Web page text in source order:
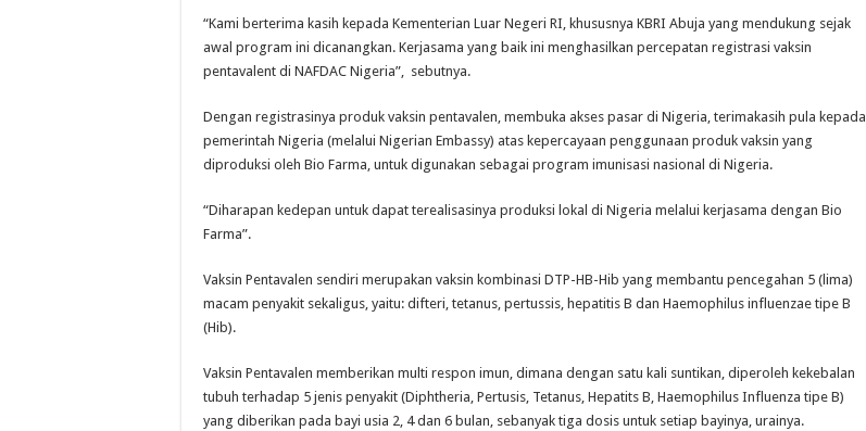
“Kami berterima kasih kepada Kementerian Luar Negeri RI, khususnya KBRI Abuja yang mendukung sejak
awal program ini dicanangkan. Kerjasama yang baik ini menghasilkan percepatan registrasi vaksin
pentavalent di NAFDAC Nigeria”, sebutnya.
Dengan registrasinya produk vaksin pentavalen, membuka akses pasar di Nigeria, terimakasih pula kepada
pemerintah Nigeria (melalui Nigerian Embassy) atas kepercayaan penggunaan produk vaksin yang
diproduksi oleh Bio Farma, untuk digunakan sebagai program imunisasi nasional di Nigeria.
“Diharapan kedepan untuk dapat terealisasinya produksi lokal di Nigeria melalui kerjasama dengan Bio
Farma”.
Vaksin Pentavalen sendiri merupakan vaksin kombinasi DTP-HB-Hib yang membantu pencegahan 5 (lima)
macam penyakit sekaligus, yaitu: difteri, tetanus, pertussis, hepatitis B dan Haemophilus influenzae tipe B
(Hib).
Vaksin Pentavalen memberikan multi respon imun, dimana dengan satu kali suntikan, diperoleh kekebalan
tubuh terhadap 5 jenis penyakit (Diphtheria, Pertusis, Tetanus, Hepatits B, Haemophilus Influenza tipe B)
yang diberikan pada bayi usia 2, 4 dan 6 bulan, sebanyak tiga dosis untuk setiap bayinya, urainya.